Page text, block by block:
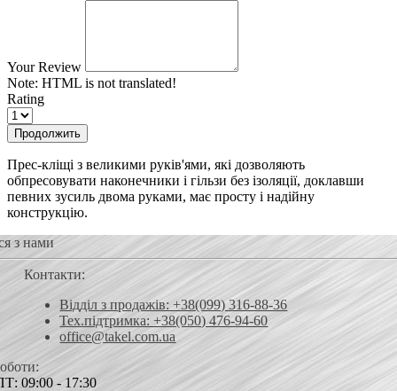
Your Review
Note: HTML is not translated!
Rating
Продолжить
Прес-кліщі з великими руків'ями, які дозволяють
обпресовувати наконечники і гільзи без ізоляції, доклавши
певних зусиль двома руками, має просту і надійну
конструкцію.
з нами
Контакти:
Відділ з продажів: +38(099) 316-88-36
Тех.підтримка: +38(050) 476-94-60
office@takel.com.ua
09:00 - 17:30